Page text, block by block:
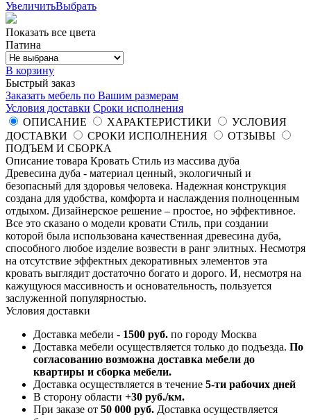
УвеличитьВыбрать
Показать все цвета
Патина
В корзину
Быстрый заказ
Заказать мебель по Вашим размерам
Условия доставки Сроки исполнения
ОПИСАНИЕ
ХАРАКТЕРИСТИКИ
УСЛОВИЯ
ДОСТАВКИ
СРОКИ ИСПОЛНЕНИЯ
ОТЗЫВЫ
ПОДЪЕМ И СБОРКА
Описание товара Кровать Стиль из массива дуба
Древесина дуба - материал ценный, экологичный и
безопасный для здоровья человека. Надежная конструкция
создана для удобства, комфорта и наслаждения полноценным
отдыхом. Дизайнерское решение – простое, но эффективное.
Все это сказано о модели кровати Стиль, при создании
которой была использована качественная древесина дуба,
способного любое изделие возвести в ранг элитных. Несмотря
на отсутствие эффектных декоративных элементов эта
кровать выглядит достаточно богато и дорого. И, несмотря на
кажущуюся массивность и основательность, пользуется
заслуженной популярностью.
Условия доставки
Доставка мебели - 1500 руб. по городу Москва
Доставка мебели осуществляется только до подъезда. По
согласованию возможна доставка мебели до
квартиры и сборка мебели.
Доставка осуществляется в течение 5-ти рабочих дней
В сторону области +30 руб./км.
При заказе от 50 000 руб. Доставка осуществляется